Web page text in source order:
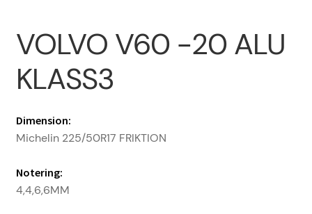
VOLVO V60 -20 ALU
KLASS3
Dimension:
Michelin 225/50R17 FRIKTION
Notering:
4,4,6,6MM